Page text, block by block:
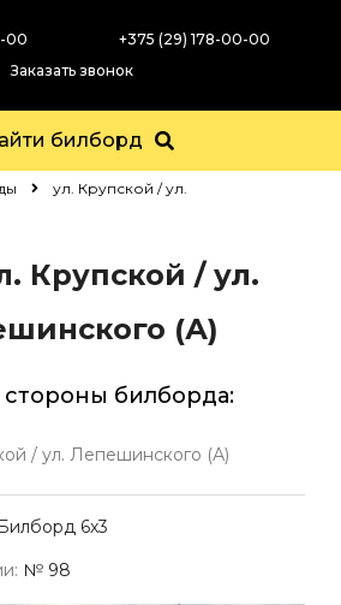
00
+375 (29) 178-00-00
Заказать звонок
билборд
ул. Крупской / ул.
Крупской / ул.
(А)
билборда:
/ ул. Лепешинского (А)
Билборд 6х3
№ 98